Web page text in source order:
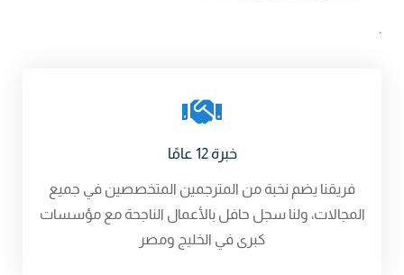
خبرة 12 عامًا
فريقنا يضم نخبة من المترجمين المتخصصين في جميع
المجالات، ولنا سجل حافل بالأعمال الناجحة مع مؤسسات
كبرى في الخليج ومصر